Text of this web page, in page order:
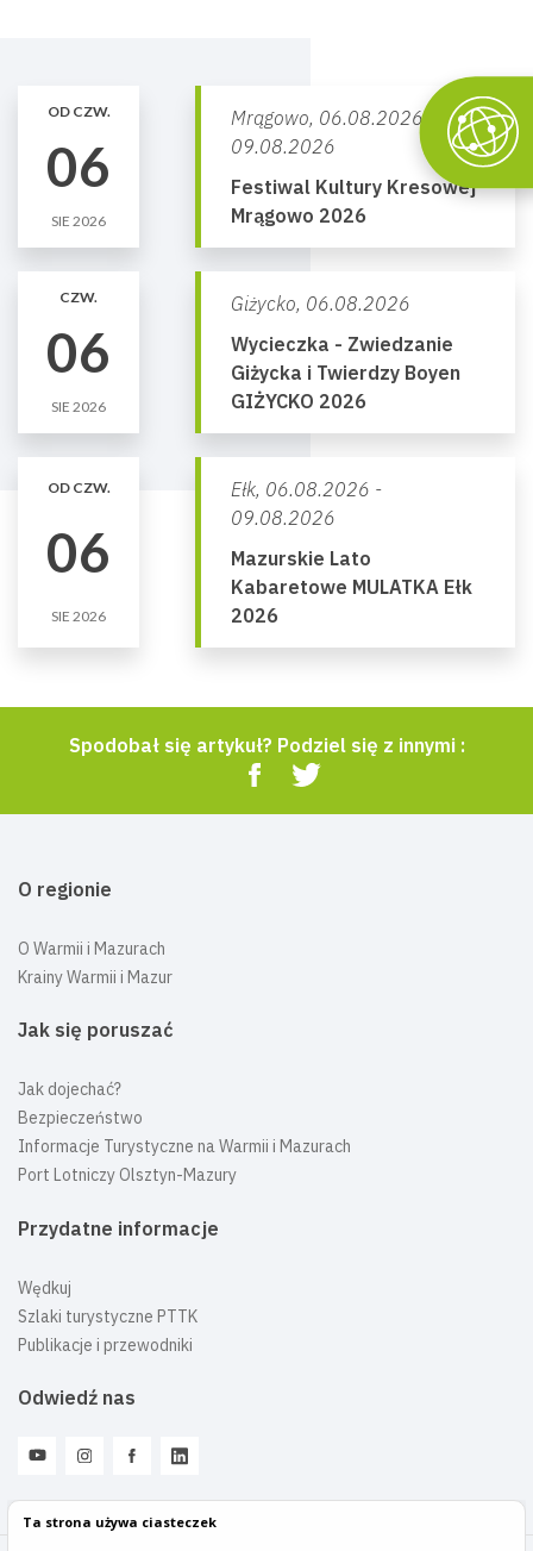
Ta strona używa ciasteczek
OD CZW.
06
SIE 2026
Mrągowo, 06.08.2026 -
09.08.2026
Festiwal Kultury Kresowej
Mrągowo 2026
CZW.
06
SIE 2026
Giżycko, 06.08.2026
Wycieczka - Zwiedzanie
Giżycka i Twierdzy Boyen
GIŻYCKO 2026
OD CZW.
06
SIE 2026
Ełk, 06.08.2026 -
09.08.2026
Mazurskie Lato
Kabaretowe MULATKA Ełk
2026
Spodobał się artykuł? Podziel się z innymi :
O regionie
O Warmii i Mazurach
Krainy Warmii i Mazur
Jak się poruszać
Jak dojechać?
Bezpieczeństwo
Informacje Turystyczne na Warmii i Mazurach
Port Lotniczy Olsztyn-Mazury
Przydatne informacje
Wędkuj
Szlaki turystyczne PTTK
Publikacje i przewodniki
Odwiedź nas